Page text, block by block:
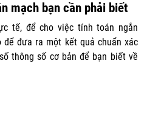
mạch bạn cần phải biết
tế, để cho việc tính toán ngắn
đưa ra một kết quả chuẩn xác
thông số cơ bản để bạn biết về